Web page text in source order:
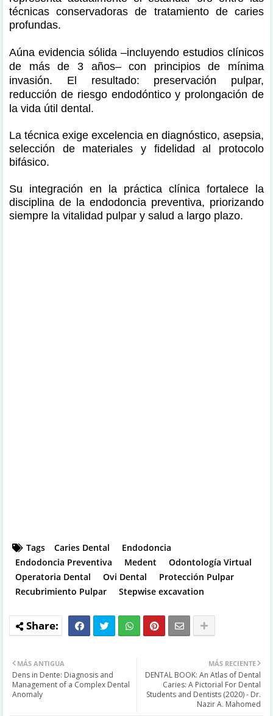
técnicas conservadoras de tratamiento de caries
profundas.
Aúna evidencia sólida –incluyendo estudios clínicos
de más de 3 años– con principios de mínima
invasión. El resultado: preservación pulpar,
reducción de riesgo endodóntico y prolongación de
la vida útil dental.
La técnica exige excelencia en diagnóstico, asepsia,
selección de materiales y fidelidad al protocolo
bifásico.
Su integración en la práctica clínica fortalece la
disciplina de la endodoncia preventiva, priorizando
siempre la vitalidad pulpar y salud a largo plazo.
Tags Caries Dental
Endodoncia
Endodoncia Preventiva
Medent
Odontología Virtual
Operatoria Dental
Ovi Dental
Protección Pulpar
Recubrimiento Pulpar
Stepwise excavation
MÁS RECIENTE
DENTAL BOOK: An Atlas of Dental
Caries: A Pictorial For Dental
Students and Dentists (2020) - Dr.
Nazir A. Mahomed
MÁS ANTIGUA
Dens in Dente: Diagnosis and
Management of a Complex Dental
Anomaly